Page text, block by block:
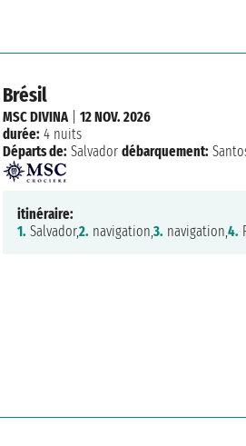
Brésil
MSC DIVINA| 12 NOV. 2026
durée: 4 nuits
Départs de: Salvador débarquement:
itinéraire:
1. Salvador,2. navigation, 3. navigation, 4.